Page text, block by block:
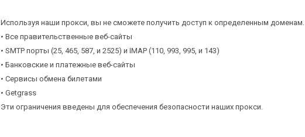
Используя наши прокси, вы не сможете получить доступ к определенным доменам.
• Все правительственные веб-сайты
• SMTP порты (25, 465, 587, и 2525) и IMAP (110, 993, 995, и 143)
• Банковские и платежные веб-сайты
• Сервисы обмена билетами
• Getgrass
Эти ограничения введены для обеспечения безопасности наших прокси.
Сумма к оплате (без скидок)
Руб.